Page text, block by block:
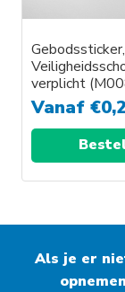
Gebodssticker,
verplicht
Vanaf €
Als je er